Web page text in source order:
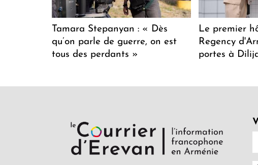
Tamara Stepanyan : « Dès
qu’on parle de guerre, on est
tous des perdants »
Le premier
Regency
portes à